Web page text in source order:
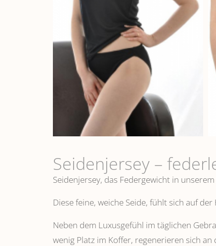
Seidenjersey –
Seidenjersey, das Federgewicht in
Diese feine, weiche Seide, fühlt sich auf
Neben dem Luxusgefühl im täglichen
wenig Platz im Koffer, regenerieren sich